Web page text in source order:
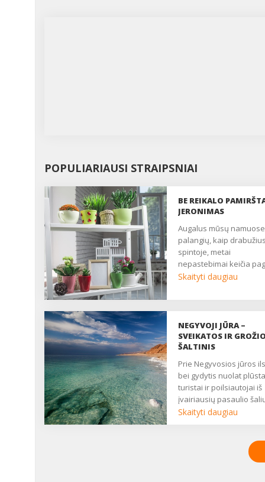
POPULIARIAUSI STRAIPSNIAI
BE REIKALO
JERONIMAS
Augalus mūsų namuose ant
palangių, kaip
spintoje, metai
nepastebimai keičia
tam tikrus mados
padengtais ir itin
lapeliais jeronimas
pelargonija), dažnai
augintas mūsų senelių
prosenelių, dabar tapo
gana retu augalu. Tiesa,
pasidairę vyresnių
gyventojų namuose, jų
aptiktume.
žvalgydamasi į
gėles, taip pat ne kartą
Skaityti daugiau
NEGYVOJI JŪRA –
SVEIKATOS IR
ŠALTINIS
Prie Negyvosios jūros ilsėtis
bei gydytis nuolat plūsta
turistai ir poilsiautojai iš
įvairiausių pasaulio
Sakoma, kad
purvas – daro
suteikia kūnui fizinės
Skaityti daugiau